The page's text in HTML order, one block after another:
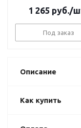
1 265 руб./
Под заказ
Описание
Как купить